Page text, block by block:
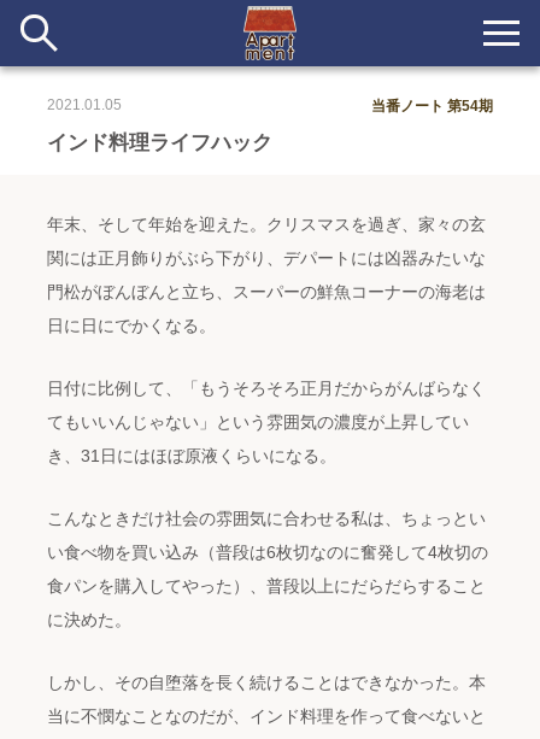
#アイデア #イベント #インド #エッセイ #ボツ
#マルシェ
長期滞在者&more
寄付について
新着
入居者一覧
インド料理ライフハック
2021.01.05 当番ノート 第54期
年末、そして年始を迎えた。クリスマスを過ぎ、家々の玄
関には正月飾りがぶら下がり、デパートには凶器みたいな
門松がぼんぼんと立ち、スーパーの鮮魚コーナーの海老は
日に日にでかくなる。
日付に比例して、「もうそろそろ正月だからがんばらなく
てもいいんじゃない」という雰囲気の濃度が上昇してい
き、31日にはほぼ原液くらいになる。
こんなときだけ社会の雰囲気に合わせる私は、ちょっとい
い食べ物を買い込み（普段は6枚切なのに奮発して4枚切の
食パンを購入してやった）、普段以上にだらだらすること
に決めた。
しかし、その自堕落を長く続けることはできなかった。本
当に不憫なことなのだが、インド料理を作って食べないと